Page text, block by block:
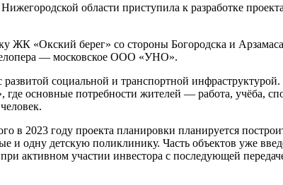
области приступила к разработке
ЖК «Окский берег» со стороны Богородска и
— московское ООО «УНО».
развитой социальной и транспортной
где основные потребности жителей — работа, учёба,
в 2023 году проекта планировки планируется
и одну детскую поликлинику. Часть объектов уже
активном участии инвестора с последующей